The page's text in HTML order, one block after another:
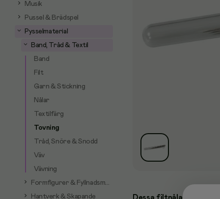
Musik
Pussel & Brädspel
Pysselmaterial
Band, Tråd & Textil
Band
Filt
Garn & Stickning
Nålar
Textilfärg
Tovning
Tråd, Snöre & Snodd
Väv
Vävning
Formfigurer & Fyllnadsmaterial
Hantverk & Skapande